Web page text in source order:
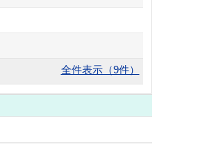
全件表示（9件）